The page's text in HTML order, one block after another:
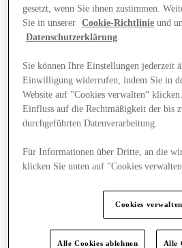
Angebote
gesetzt, wenn Sie ihnen zustimmen.
Sie in unserer
Cookie-Richtlinie und
Datenschutzerklärung
Sie können Ihre Einstellungen jederzeit
Einwilligung widerrufen, indem Sie in
Website auf "Cookies verwalten“
Einfluss auf die Rechtmäßigkeit der bis
durchgeführten Datenverarbeitung.
Für Informationen über Dritte, an die wir
klicken Sie unten auf "Cookies
Cookies verwalten
Alle Cookies ablehnen Alle